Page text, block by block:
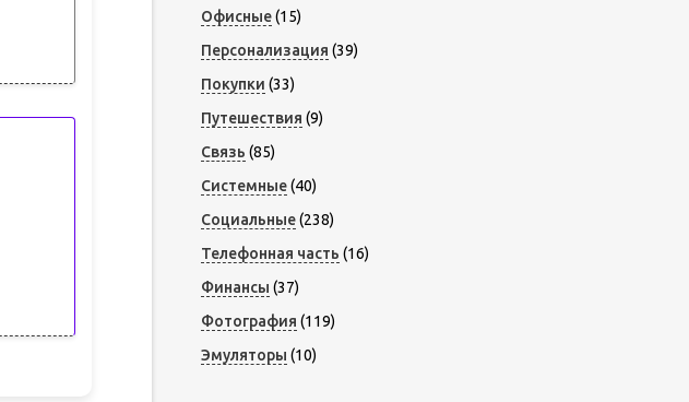
Офисные(15)
Персонализация (39)
Покупки (33)
Путешествия (9)
Связь (85)
Системные(40)
Социальные(238)
Телефонная часть (16)
Финансы (37)
Фотография (119)
Эмуляторы (10)